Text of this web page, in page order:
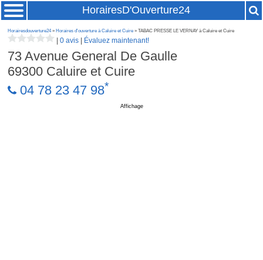
HorairesD'Ouverture24
Horairesdouverture24» Horaires d'ouverture à Caluire et Cuire » TABAC PRESSE LE VERNAY à Caluire et Cuire
|0 avis Évaluez maintenant!
73 Avenue General De Gaulle
69300 Caluire et Cuire
04 78 23 47 98*
Affichage